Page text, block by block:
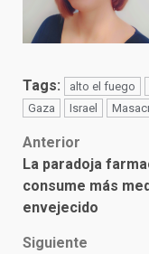
Tags: alto el fuego
Gaza
Israel
Post
navigation
Anterior
La paradoja
consume más
envejecido
Siguiente